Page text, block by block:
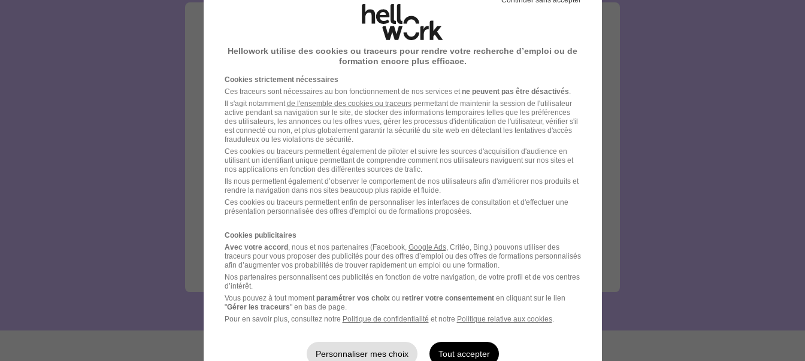
Hellowork utilise des cookies ou traceurs pour rendre votre recherche d’emploi ou de
formation encore plus efficace.
Cookies strictement nécessaires
Ces traceurs sont nécessaires au bon fonctionnement de nos services et ne peuvent pas être désactivés
Il s'agit notamment de l'ensemble des cookies ou traceurspermettant de maintenir la session de l'utilisateur
active pendant sa navigation sur le site, de stocker des informations temporaires telles que les préférences
des utilisateurs, les annonces ou les offres vues, gérer les processus d'identification de l'utilisateur, vérifier s'il
est connecté ou non, et plus globalement garantir la sécurité du site web en détectant les tentatives d'accès
frauduleux ou les violations de sécurité.
Ces cookies ou traceurs permettent également de piloter et suivre les sources d'acquisition d'audience en
utilisant un identifiant unique permettant de comprendre comment nos utilisateurs naviguent sur nos sites et
nos applications en fonction des différentes sources de trafic.
Ils nous permettent également d’observer le comportement de nos utilisateurs afin d'améliorer nos produits et
rendre la navigation dans nos sites beaucoup plus rapide et fluide.
Ces cookies ou traceurs permettent enfin de personnaliser les interfaces de consultation et d'effectuer une
présentation personnalisée des offres d'emploi ou de formations proposées.
Cookies publicitaires
Avec votre accord, nous et nos partenaires (Facebook, Google Ads, Critéo, Bing,) pouvons utiliser des
traceurs pour vous proposer des publicités pour des offres d’emploi ou des offres de formations personnalisés
afin d’augmenter vos probabilités de trouver rapidement un emploi ou une formation.
Nos partenaires personnalisent ces publicités en fonction de votre navigation, de votre profil et de vos centres
d’intérêt.
Vous pouvez à tout moment paramétrer vos choix ou retirer votre consentementen cliquant sur le lien
"Gérer les traceurs" en bas de page.
Pour en savoir plus, consultez notre Politique de confidentialité et notre Politique relative aux cookies.
Personnaliser mes choix Tout accepter